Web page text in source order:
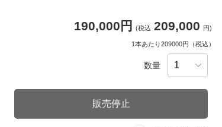
190,000円 (税込 209,000 円)
1本あたり209000円（税込）
数量
販売停止